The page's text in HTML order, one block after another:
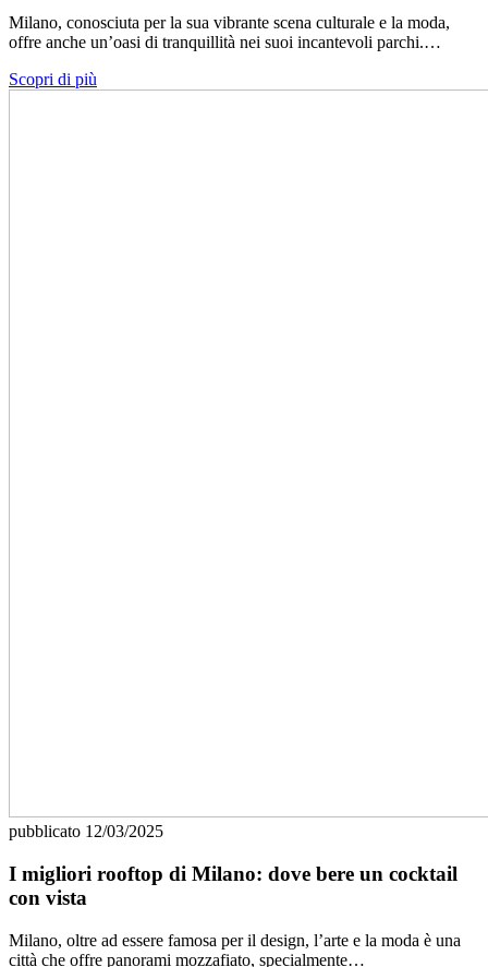
Milano, conosciuta per la sua vibrante scena culturale e la moda,
offre anche un’oasi di tranquillità nei suoi incantevoli parchi.…
Scopri di più
pubblicato 12/03/2025
I migliori rooftop di Milano: dove bere un cocktail
con vista
Milano, oltre ad essere famosa per il design, l’arte e la moda è una
città che offre panorami mozzafiato, specialmente…